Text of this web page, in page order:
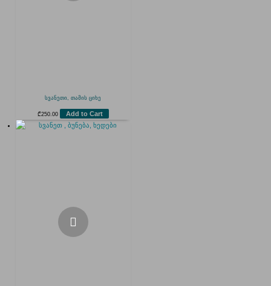
სვანეთი, თამის ციხე
₾250.00 Add to Cart